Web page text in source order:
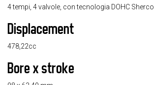
4 tempi, 4 valvole, con tecnologia DOHC Sherco
Displacement
478,22cc
Bore x stroke